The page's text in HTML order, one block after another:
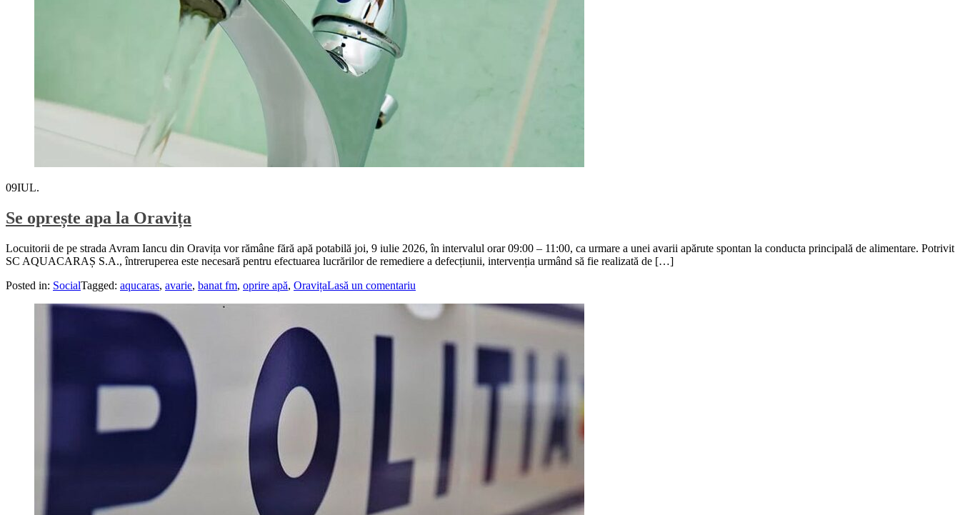
09IUL.
Se oprește apa la Oravița
Locuitorii de pe strada Avram Iancu din Oravița vor rămâne fără apă potabilă joi, 9 iulie 2026, în intervalul orar 09:00 – 11:00, ca urmare a unei avarii apărute spontan la conducta principală de alimentare. Potrivit
SC AQUACARAȘ S.A., întreruperea este necesară pentru efectuarea lucrărilor de remediere a defecțiunii, intervenția urmând să fie realizată de […]
Posted in: SocialTagged: aqucaras, avarie, banat fm, oprire apă, OravițaLasă un comentariu